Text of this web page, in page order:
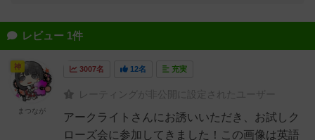
レビュー 1件
3007名 12名 充実
レーティングが非公開に設定されたユーザー
アークライトさんにお誘いいただき、お試しク
ローズ会に参加してきました！この画像は英語
神
まつなが